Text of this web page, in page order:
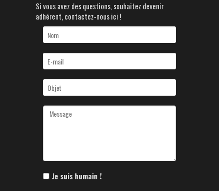
Si vous avez des questions, souhaitez devenir
adhérent, contactez-nous ici !
Je suis humain !